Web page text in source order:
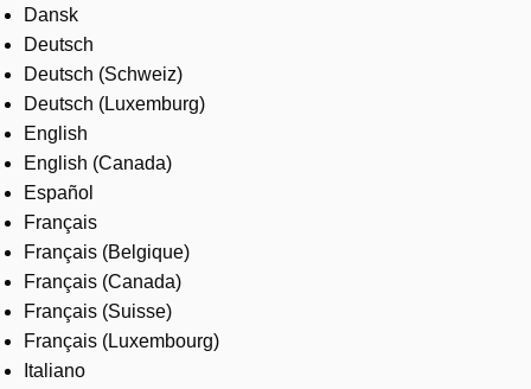
Services
About us
Where to buy
Contact us
Careers
Dansk
Deutsch
Deutsch (Schweiz)
Deutsch (Luxemburg)
English
English (Canada)
Español
Français
Français (Belgique)
Français (Canada)
Français (Suisse)
Français (Luxembourg)
Italiano